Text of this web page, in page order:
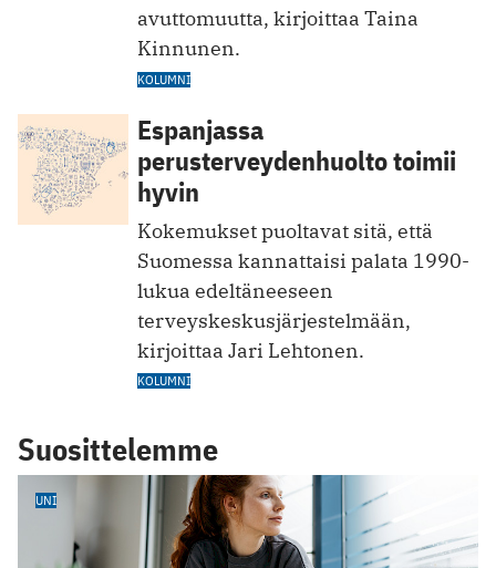
avuttomuutta, kirjoittaa Taina
Kinnunen.
KOLUMNI
Espanjassa
perusterveydenhuolto toimii
hyvin
Kokemukset puoltavat sitä, että
Suomessa kannattaisi palata 1990-
lukua edeltäneeseen
terveyskeskusjärjestelmään,
kirjoittaa Jari Lehtonen.
KOLUMNI
Suosittelemme
UNI